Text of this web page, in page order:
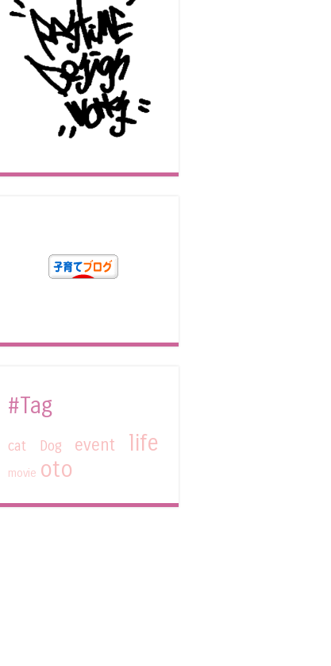
#Tag
cat Dog event life
movie oto